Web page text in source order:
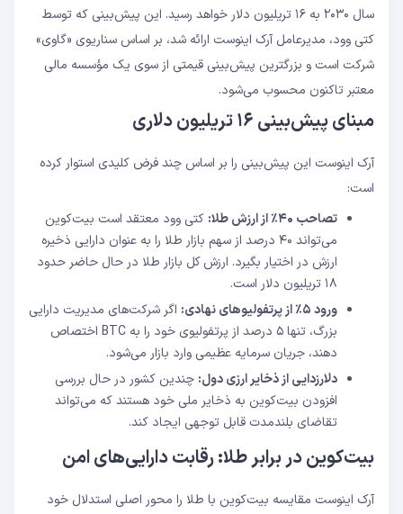
سال ۲۰۳۰ به ۱۶ تریلیون دلار خواهد رسید. این پیش‌بینی که توسط
کتی وود، مدیرعامل آرک اینوست ارائه شد، بر اساس سناریوی «گاوی»
شرکت است و بزرگترین پیش‌بینی قیمتی از سوی یک مؤسسه مالی
معتبر تاکنون محسوب می‌شود.
مبنای پیش‌بینی ۱۶ تریلیون دلاری
آرک اینوست این پیش‌بینی را بر اساس چند فرض کلیدی استوار کرده
است:
تصاحب ۴۰٪ از ارزش طلا:
کتی وود معتقد است بیت‌کوین
می‌تواند ۴۰ درصد از سهم بازار طلا را به عنوان دارایی ذخیره
ارزش در اختیار بگیرد. ارزش کل بازار طلا در حال حاضر حدود
۱۸ تریلیون دلار است.
ورود ۵٪ از پرتفولیوهای نهادی:
اگر شرکت‌های مدیریت دارایی
بزرگ، تنها ۵ درصد از پرتفولیوی خود را به BTC اختصاص
دهند، جریان سرمایه عظیمی وارد بازار می‌شود.
دلارزدایی از ذخایر ارزی دول: چندین کشور در حال بررسی
افزودن بیت‌کوین به ذخایر ملی خود هستند که می‌تواند
تقاضای بلندمدت قابل توجهی ایجاد کند.
بیت‌کوین در برابر طلا: رقابت دارایی‌های امن
آرک اینوست مقایسه بیت‌کوین با طلا را محور اصلی استدلال خود